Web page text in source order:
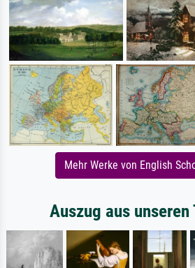
Mehr Werke von English
Auszug aus unseren